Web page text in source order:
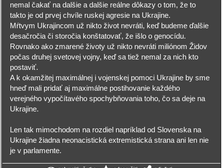
nemal čakať na dalšie a dalšie reálne dôkazy o tom, že to
takto je od prvej chvíle ruskej agresie na Ukrajine.
Mŕtvym Ukrajincom už nikto život nevráti, keď budeme ďalšie
desačročia či storočia konštatovať, že išlo o genocídu.
Rovnako ako zmarené životy už nikto nevráti miliónom Židov
počas druhej svetovej vojny, keď sa tiež nemal za nich kto
postaviť.
A k okamžitej maximálnej i vojenskej pomoci Ukrajine by sme
hneď mali pridať aj maximálne postihovanie každého
verejného vypočítavého spochybňovania toho, čo sa deje na
Ukrajine.
Len tak mimochodom na rozdiel napríklad od Slovenska na
Ukrajine žiadna neonacistická extremistická strana ani len nie
je v parlamente.